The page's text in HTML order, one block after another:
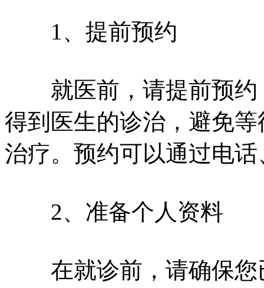
1、提前预约
就医前，请提前预约
得到医生的诊治，避免
治疗。预约可以通过电
2、准备个人资料
在就诊前，请确保您